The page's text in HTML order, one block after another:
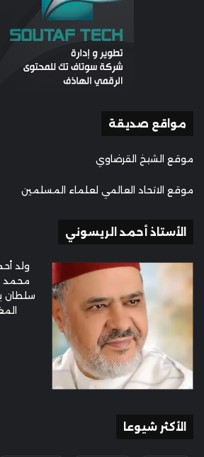
مواقع صديقة
موقع الشيخ القرضاوي
موقع الاتحاد العالمي لعلماء المسلمين
الأستاذ أحمد الريسوني
ولد
محمد
سلطان
الأكثر شيوعا